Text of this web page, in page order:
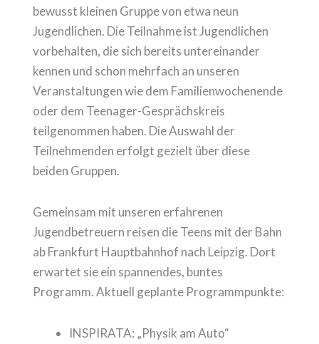
bewusst kleinen Gruppe von etwa neun
Jugendlichen. Die Teilnahme ist Jugendlichen
vorbehalten, die sich bereits untereinander
kennen und schon mehrfach an unseren
Veranstaltungen wie dem Familienwochenende
oder dem Teenager-Gesprächskreis
teilgenommen haben. Die Auswahl der
Teilnehmenden erfolgt gezielt über diese
beiden Gruppen.
Gemeinsam mit unseren erfahrenen
Jugendbetreuern reisen die Teens mit der Bahn
ab Frankfurt Hauptbahnhof nach Leipzig. Dort
erwartet sie ein spannendes, buntes
Programm. Aktuell geplante Programmpunkte:
INSPIRATA: „Physik am Auto“